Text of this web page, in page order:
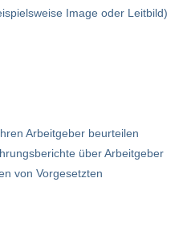
Image oder Leitbild)
Arbeitgeber beurteilen
über Arbeitgeber
von Vorgesetzten